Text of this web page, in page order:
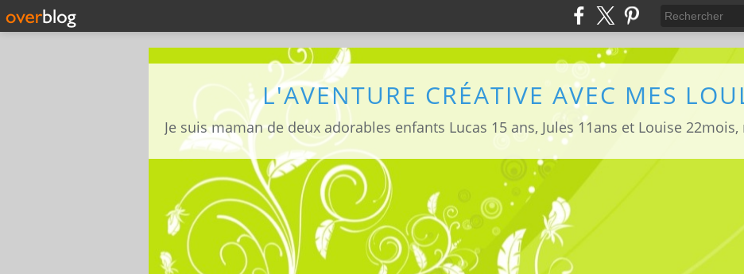
L'AVENTURE CRÉATIVE AVEC MES